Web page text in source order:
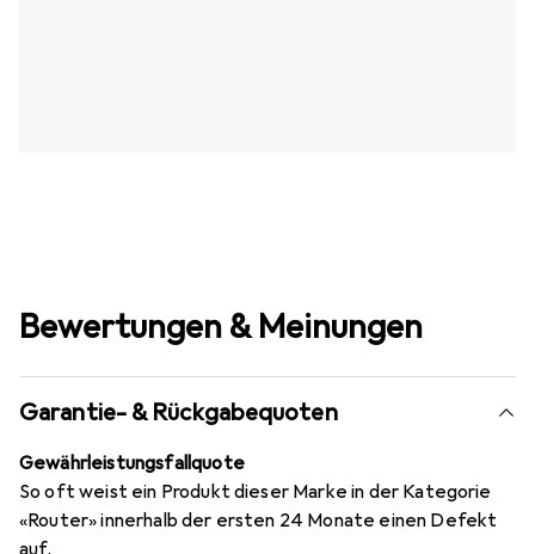
Bewertungen & Meinungen
Garantie- & Rückgabequoten
Gewährleistungsfallquote
So oft weist ein Produkt dieser Marke in der Kategorie
«Router» innerhalb der ersten 24 Monate einen Defekt
auf.